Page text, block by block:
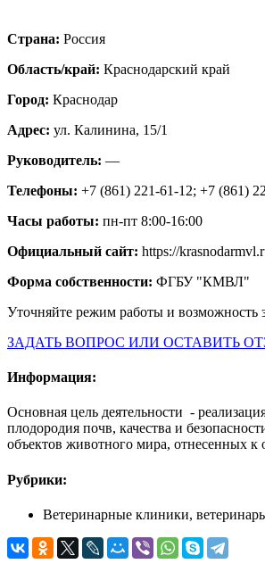
Страна: Россия
Область/край: Краснодарский край
Город: Краснодар
Адрес: ул. Калинина, 15/1
Руководитель: —
Телефоны: +7 (861) 221-61-12; +7 (861)
Часы работы: пн-пт 8:00-16:00
Официальный сайт: https://
Форма собственности: ФГБУ "КМВЛ"
Уточняйте режим работы и возможность
ЗАДАТЬ ВОПРОС ИЛИ ОСТАВИТЬ
Информация:
Основная цель деятельности -
плодородия почв, качества и
объектов животного мира, отнесенных к
Рубрики:
Ветеринарные клиники,